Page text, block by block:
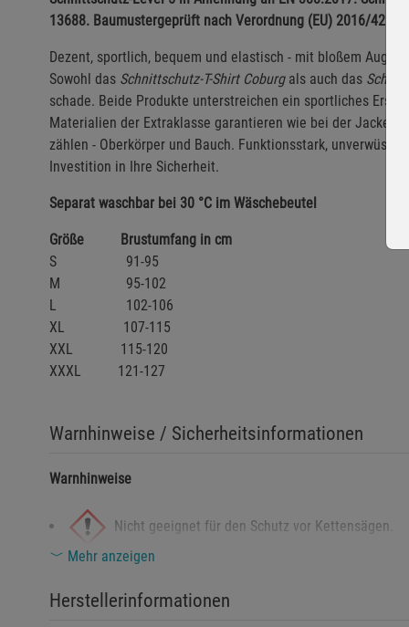
13688. Baumustergeprüft nach Verordnung (EU) 2016/425
Dezent, sportlich, bequem und elastisch - mit bloßem Auge
Sowohl das Schnittschutz-T-Shirt Coburgals auch das
schade. Beide Produkte unterstreichen ein sportliches
Materialien der Extraklasse garantieren wie bei der Jacke
zählen - Oberkörper und Bauch. Funktionsstark,
Investition in Ihre Sicherheit.
Separat waschbar bei 30 °C im Wäschebeutel
Größe Brustumfang in cm
S 91-95
M 95-102
L 102-106
XL 107-115
XXL 115-120
XXXL 121-127
Warnhinweise / Sicherheitsinformationen
Warnhinweise
Nicht geeignet für den Schutz vor Kettensägen.
Enthält schnitthemmende Materialien, deren Fasern bei
können.
Mehr anzeigen
Herstellerinformationen